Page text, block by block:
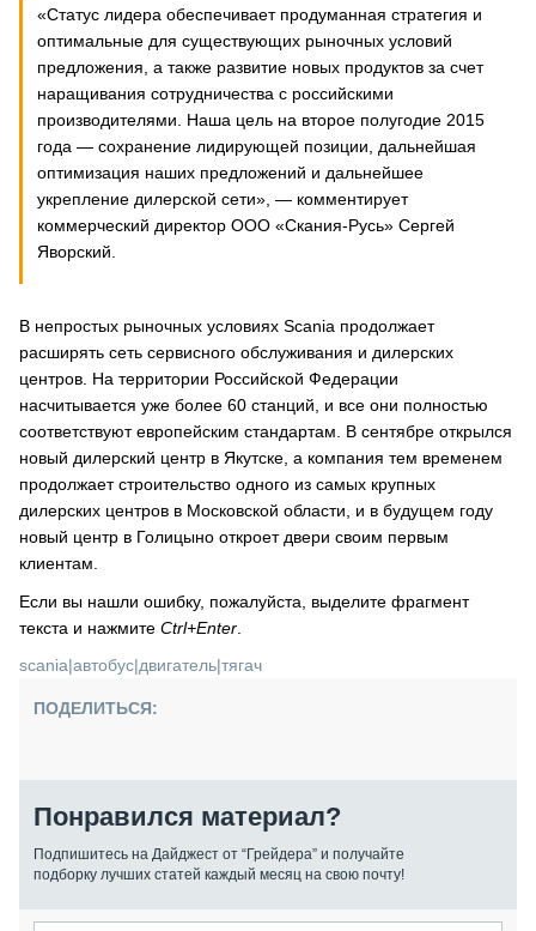
«Статус лидера обеспечивает продуманная стратегия и
оптимальные для существующих рыночных условий
предложения, а также развитие новых продуктов за счет
наращивания сотрудничества с российскими
производителями. Наша цель на второе полугодие 2015
года — сохранение лидирующей позиции, дальнейшая
оптимизация наших предложений и дальнейшее
укрепление дилерской сети», — комментирует
коммерческий директор ООО «Скания-Русь» Сергей
Яворский.
В непростых рыночных условиях Scania продолжает
расширять сеть сервисного обслуживания и дилерских
центров. На территории Российской Федерации
насчитывается уже более 60 станций, и все они полностью
соответствуют европейским стандартам. В сентябре открылся
новый дилерский центр в Якутске, а компания тем временем
продолжает строительство одного из самых крупных
дилерских центров в Московской области, и в будущем году
новый центр в Голицыно откроет двери своим первым
клиентам.
Если вы нашли ошибку, пожалуйста, выделите фрагмент
текста и нажмите Ctrl+Enter
scania|автобус|двигатель|тягач
ПОДЕЛИТЬСЯ:
Понравился материал?
Подпишитесь на Дайджест от “Грейдера” и получайте
подборку лучших статей каждый месяц на свою почту!